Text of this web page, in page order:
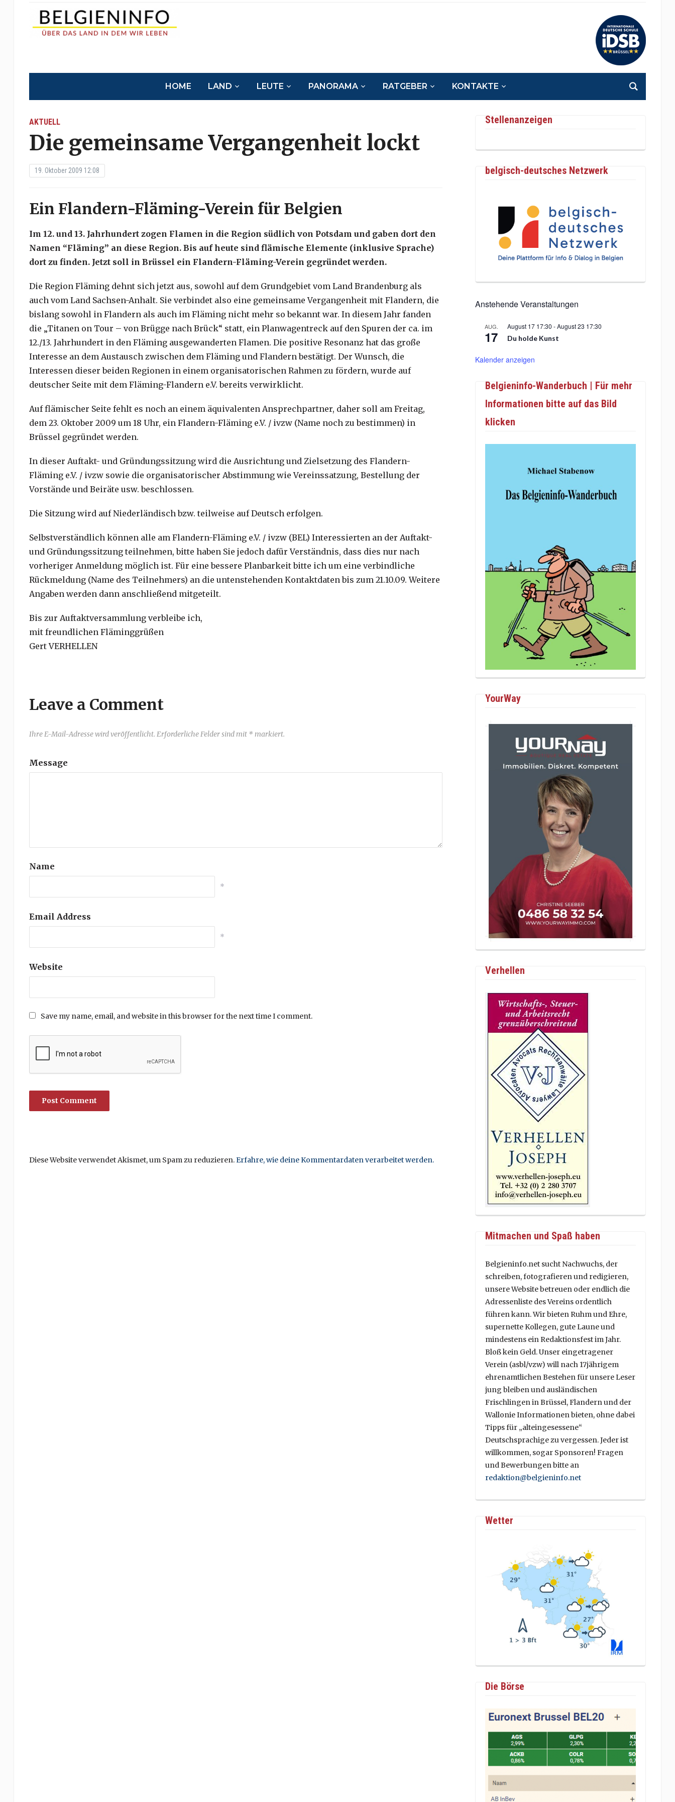
HOME LAND LEUTE PANORAMA RATGEBER KONTAKTE
AKTUELL
Die gemeinsame Vergangenheit lockt
19. Oktober 2009 12:08
Ein Flandern-Fläming-Verein für Belgien
Im 12. und 13. Jahrhundert zogen Flamen in die Region südlich von Potsdam und gaben dort den
Namen “Fläming” an diese Region. Bis auf heute sind flämische Elemente (inklusive Sprache)
dort zu finden. Jetzt soll in Brüssel ein Flandern-Fläming-Verein gegründet werden.
Die Region Fläming dehnt sich jetzt aus, sowohl auf dem Grundgebiet vom Land Brandenburg als
auch vom Land Sachsen-Anhalt. Sie verbindet also eine gemeinsame Vergangenheit mit Flandern, die
bislang sowohl in Flandern als auch im Fläming nicht mehr so bekannt war. In diesem Jahr fanden
die „Titanen on Tour – von Brügge nach Brück“ statt, ein Planwagentreck auf den Spuren der ca. im
12./13. Jahrhundert in den Fläming ausgewanderten Flamen. Die positive Resonanz hat das große
Interesse an dem Austausch zwischen dem Fläming und Flandern bestätigt. Der Wunsch, die
Interessen dieser beiden Regionen in einem organisatorischen Rahmen zu fördern, wurde auf
deutscher Seite mit dem Fläming-Flandern e.V. bereits verwirklicht.
Auf flämischer Seite fehlt es noch an einem äquivalenten Ansprechpartner, daher soll am Freitag,
dem 23. Oktober 2009 um 18 Uhr, ein Flandern-Fläming e.V. / ivzw (Name noch zu bestimmen) in
Brüssel gegründet werden.
In dieser Auftakt- und Gründungssitzung wird die Ausrichtung und Zielsetzung des Flandern-
Fläming e.V. / ivzw sowie die organisatorischer Abstimmung wie Vereinssatzung, Bestellung der
Vorstände und Beiräte usw. beschlossen.
Die Sitzung wird auf Niederländisch bzw. teilweise auf Deutsch erfolgen.
Selbstverständlich können alle am Flandern-Fläming e.V. / ivzw (BEL) Interessierten an der Auftakt-
und Gründungssitzung teilnehmen, bitte haben Sie jedoch dafür Verständnis, dass dies nur nach
vorheriger Anmeldung möglich ist. Für eine bessere Planbarkeit bitte ich um eine verbindliche
Rückmeldung (Name des Teilnehmers) an die untenstehenden Kontaktdaten bis zum 21.10.09. Weitere
Angaben werden dann anschließend mitgeteilt.
Bis zur Auftaktversammlung verbleibe ich,
mit freundlichen Fläminggrüßen
Gert VERHELLEN
Leave a Comment
Ihre E-Mail-Adresse wird veröffentlicht. Erforderliche Felder sind mit * markiert.
Message
Name
*
Email Address
*
Website
Save my name, email, and website in this browser for the next time I comment.
Diese Website verwendet Akismet, um Spam zu reduzieren.Erfahre, wie deine Kommentardaten verarbeitet werden.
Stellenanzeigen
belgisch-deutsches Netzwerk
Anstehende Veranstaltungen
AUG.
17
August 17 17:30 -August 23 17:30
Du holde Kunst
Kalender anzeigen
Belgieninfo-Wanderbuch | Für mehr
Informationen bitte auf das Bild
klicken
YourWay
Verhellen
Mitmachen und Spaß haben
Belgieninfo.net sucht Nachwuchs, der
schreiben, fotografieren und redigieren,
unsere Website betreuen oder endlich die
Adressenliste des Vereins ordentlich
führen kann. Wir bieten Ruhm und Ehre,
supernette Kollegen, gute Laune und
mindestens ein Redaktionsfest im Jahr.
Bloß kein Geld. Unser eingetragener
Verein (asbl/vzw) will nach 17jährigem
ehrenamtlichen Bestehen für unsere Leser
jung bleiben und ausländischen
Frischlingen in Brüssel, Flandern und der
Wallonie Informationen bieten, ohne dabei
Tipps für „alteingesessene“
Deutschsprachige zu vergessen. Jeder ist
willkommen, sogar Sponsoren! Fragen
und Bewerbungen bitte an
redaktion@belgieninfo.net
Wetter
Die Börse